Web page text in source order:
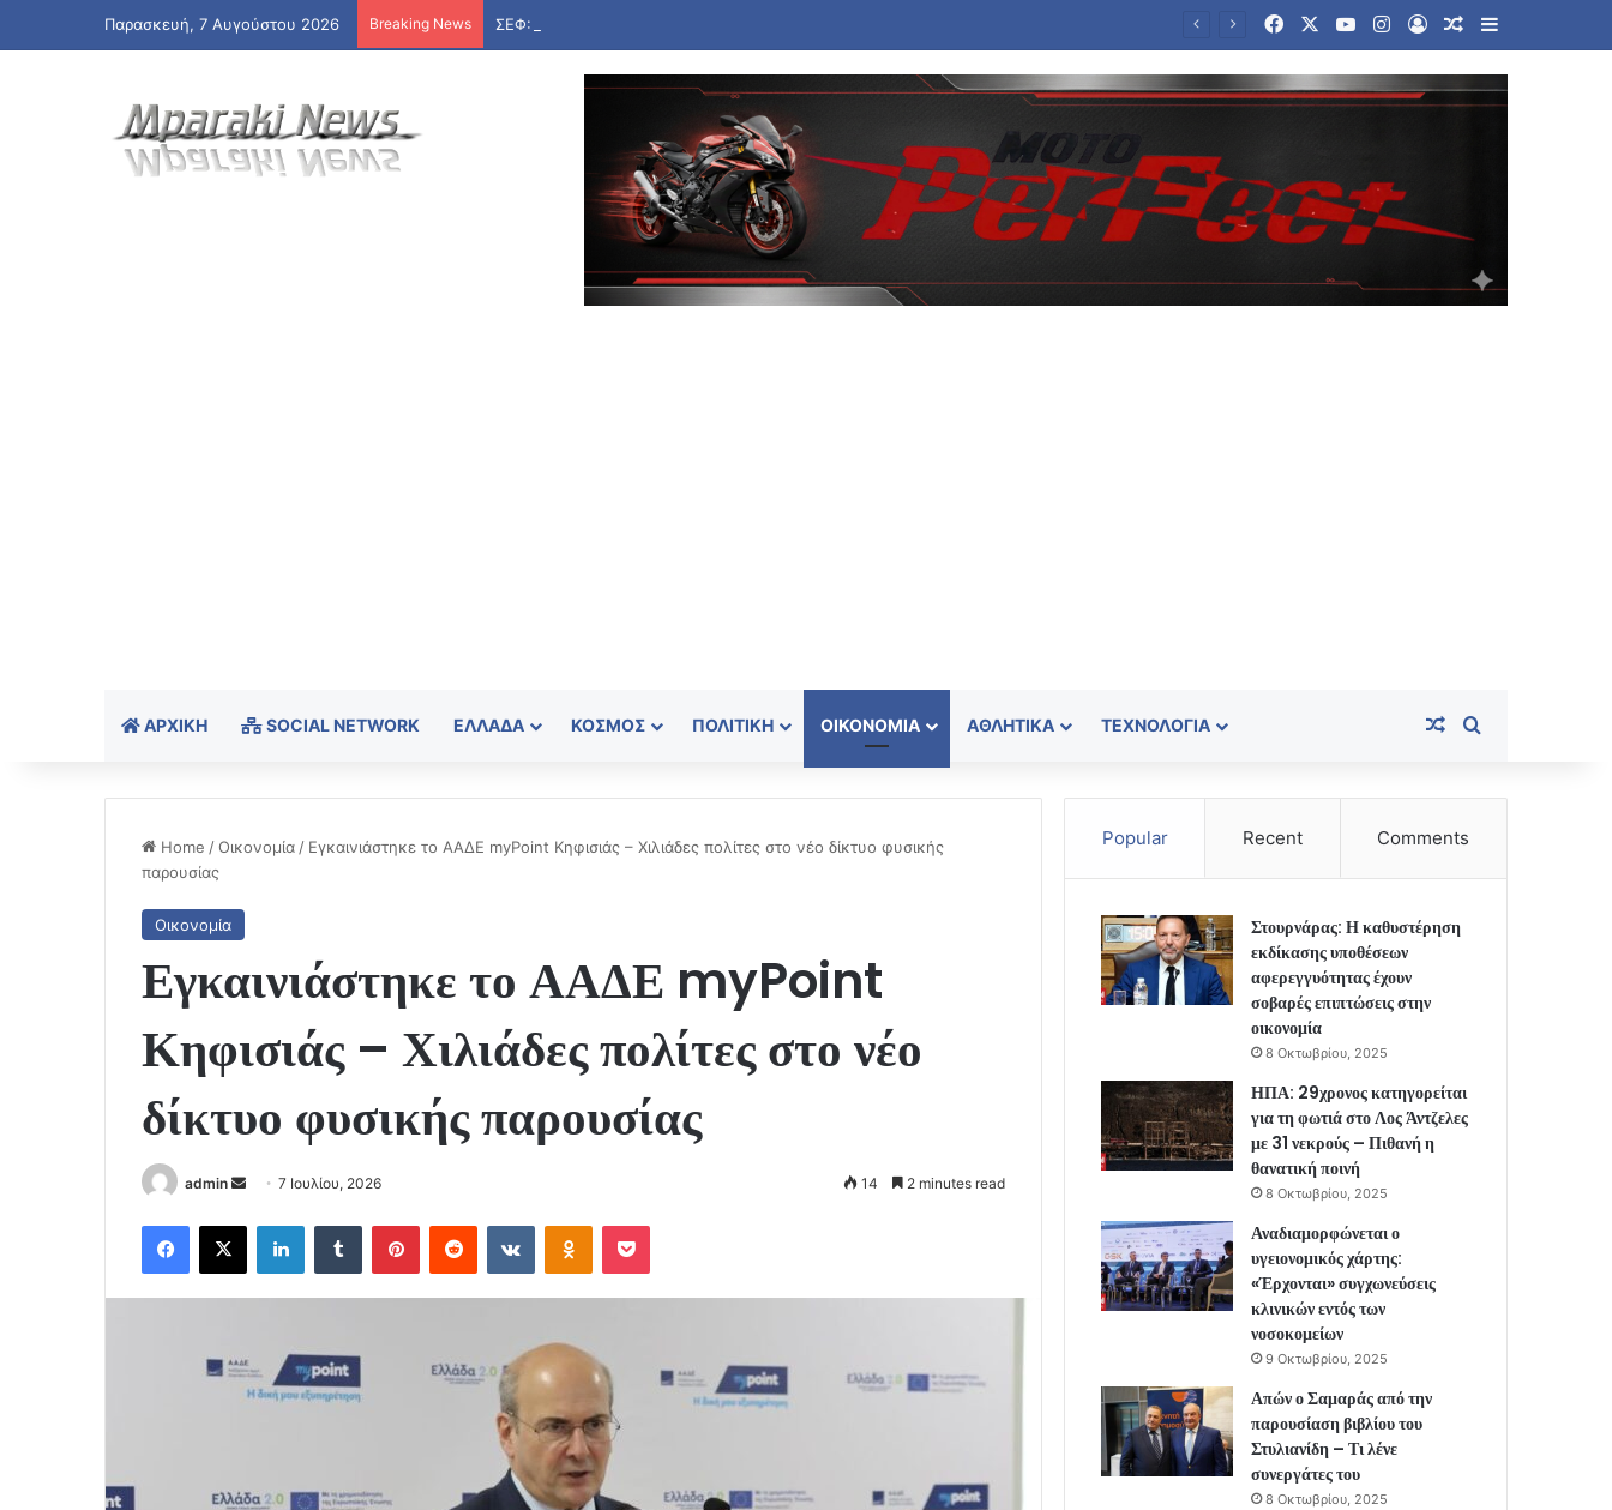
Παρασκευή, 7 Αυγούστου 2026 Breaking News FacebookYouTubeInstagram
Log InRandom Article
Sidebar
ΑΡΧΙΚΉ SOCIAL NETWORK ΕΛΛΆΔΑ ΚΌΣΜΟΣ ΠΟΛΙΤΙΚΉ ΟΙΚΟΝΟΜΊΑ ΑΘΛΗΤΙΚΆ ΤΕΧΝΟΛΟΓΊΑ Random Article
Home /Οικονομία / Εγκαινιάστηκε το ΑΑΔΕ myPoint Κηφισιάς – Χιλιάδες πολίτες στο νέο δίκτυο φυσικής
παρουσίας
Οικονομία
Εγκαινιάστηκε το ΑΑΔΕ myPoint
Κηφισιάς – Χιλιάδες πολίτες στο νέο
δίκτυο φυσικής παρουσίας
admin
Send
email
7 Ιουλίου, 2026 14 2 minutes read
Facebook
X LinkedInTumblr PinterestReddit VKontakteOdnoklassniki
Pocket
Popular Recent Comments
Στουρνάρας: Η καθυστέρηση
εκδίκασης υποθέσεων
αφερεγγυότητας έχουν
σοβαρές επιπτώσεις στην
οικονομία
8 Οκτωβρίου, 2025
ΗΠΑ: 29χρονος κατηγορείται
για τη φωτιά στο Λος Άντζελες
με 31 νεκρούς – Πιθανή η
θανατική ποινή
8 Οκτωβρίου, 2025
Αναδιαμορφώνεται ο
υγειονομικός χάρτης:
«Έρχονται» συγχωνεύσεις
κλινικών εντός των
νοσοκομείων
9 Οκτωβρίου, 2025
Απών ο Σαμαράς από την
παρουσίαση βιβλίου του
Στυλιανίδη – Τι λένε
συνεργάτες του
8 Οκτωβρίου, 2025